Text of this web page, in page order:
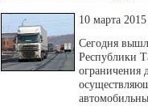
10 марта 2015
Сегодня
Республики
ограничения